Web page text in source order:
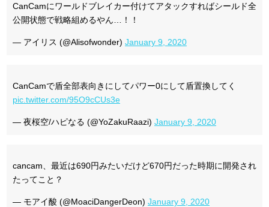
CanCamにワールドブレイカー付けてアタックすればシールド全
公開状態で戦略組めるやん…！！
— アイリス (@Alisofwonder) January 9, 2020
CanCamで盾全部表向きにしてパワー0にして盾置換してく
pic.twitter.com/95O9cCUs3e
— 夜桜空/ハピなる (@YoZakuRaazi) January 9, 2020
cancam、最近は690円みたいだけど670円だった時期に開発され
たってこと？
— モアイ酸 (@MoaciDangerDeon) January 9, 2020